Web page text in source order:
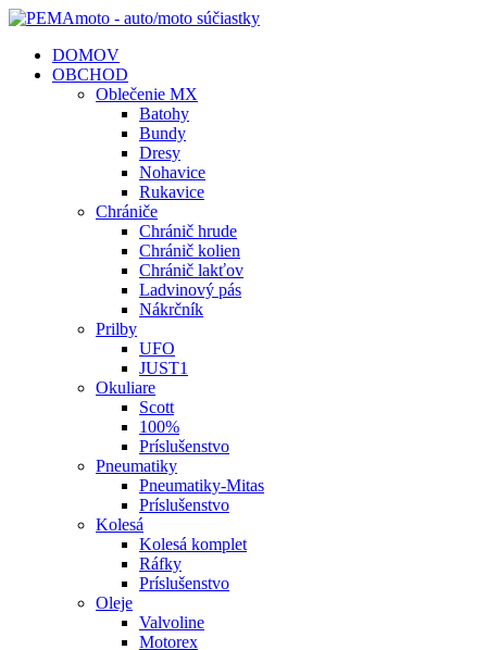
DOMOV
OBCHOD
Oblečenie MX
Batohy
Bundy
Dresy
Nohavice
Rukavice
Chrániče
Chránič hrude
Chránič kolien
Chránič lakťov
Ladvinový pás
Nákrčník
Prilby
UFO
JUST1
Okuliare
Scott
100%
Príslušenstvo
Pneumatiky
Pneumatiky-Mitas
Príslušenstvo
Kolesá
Kolesá komplet
Ráfky
Príslušenstvo
Oleje
Valvoline
Motorex